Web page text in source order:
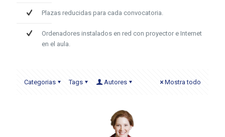
Plazas reducidas para cada convocatoria.
Ordenadores instalados en red con proyector e Internet
en el aula.
Categorias Tags Autores Mostra todo